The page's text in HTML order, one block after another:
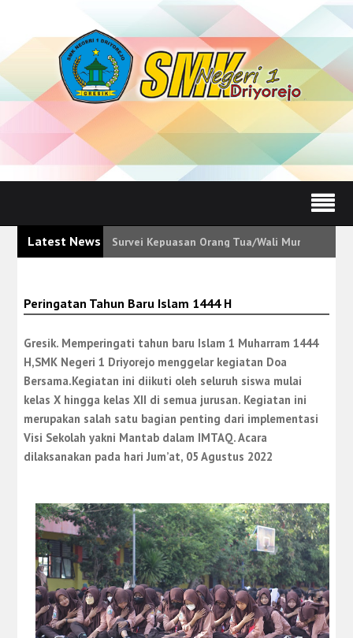
Latest News Survei Kepuasan Orang Tua/Wali Murid
Peringatan Tahun Baru Islam 1444 H
Gresik. Memperingati tahun baru Islam 1 Muharram 1444
H,SMK Negeri 1 Driyorejo menggelar kegiatan Doa
Bersama.Kegiatan ini diikuti oleh seluruh siswa mulai
kelas X hingga kelas XII di semua jurusan. Kegiatan ini
merupakan salah satu bagian penting dari implementasi
Visi Sekolah yakni Mantab dalam IMTAQ. Acara
dilaksanakan pada hari Jum’at, 05 Agustus 2022